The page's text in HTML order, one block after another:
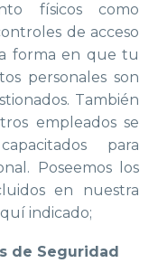
físicos como
de acceso
forma en que tu
personales son
También
empleados se
para
Poseemos los
en nuestra
indicado;
de Seguridad